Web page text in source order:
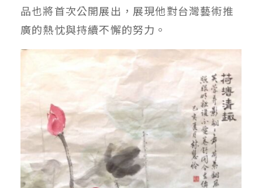
品也將首次公開展出，展現他對台灣藝術推
廣的熱忱與持續不懈的努力。